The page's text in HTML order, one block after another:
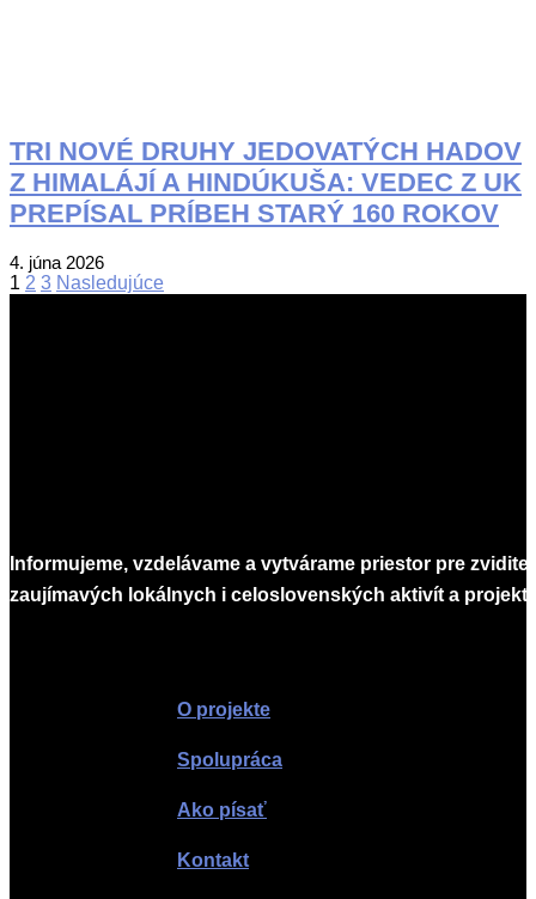
TRI NOVÉ DRUHY JEDOVATÝCH HADOV
Z HIMALÁJÍ A HINDÚKUŠA: VEDEC Z UK
PREPÍSAL PRÍBEH STARÝ 160 ROKOV
2026-
06-
4. júna 2026
Stránkovanie
1 2 3 Nasledujúce
Informujeme, vzdelávame a vytvárame priestor pre
zaujímavých lokálnych i celoslovenských aktivít a
O projekte
Spolupráca
Ako písať
Kontakt